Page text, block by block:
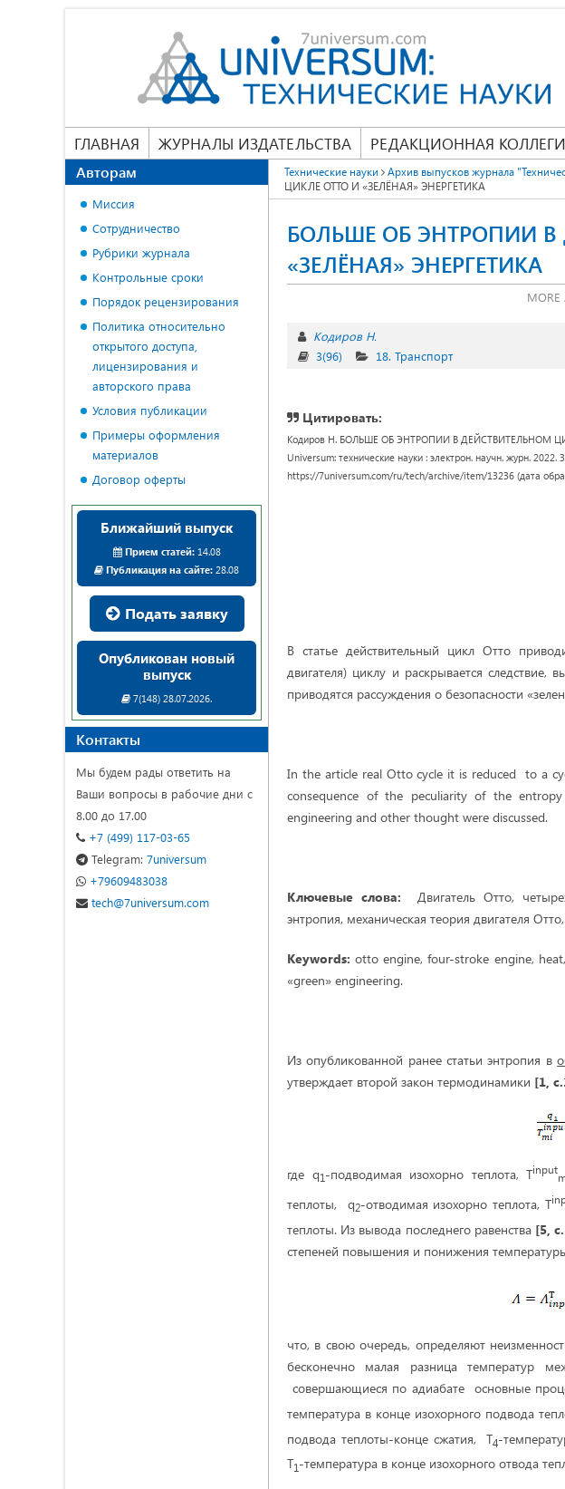
ГЛАВНАЯ ЖУРНАЛЫ ИЗДАТЕЛЬСТВА РЕДАКЦИОННАЯ
Технические науки Архив выпусков журнала
ЦИКЛЕ ОТТО И «ЗЕЛЁНАЯ» ЭНЕРГЕТИКА
БОЛЬШЕ ОБ ЭНТРОПИИ
«ЗЕЛЁНАЯ» ЭНЕРГЕТИКА
MORE
Кодиров Н.
3(96)
18. Транспорт
Цитировать:
Кодиров Н. БОЛЬШЕ ОБ ЭНТРОПИИ В ДЕЙСТВИТЕЛЬНОМ
Universum: технические науки : электрон. научн. журн. 2022.
https://7universum.com/ru/tech/archive/item/13236 (дата
В статье действительный цикл Отто
двигателя) циклу и раскрывается
приводятся рассуждения о безопасности
In the article real Otto cycle it is reduced to a
consequence of the peculiarity of the
engineering and other thought were discussed.
Ключевые слова:
Двигатель Отто,
энтропия, механическая теория двигателя
Keywords:otto engine, four-stroke engine,
«green» engineering.
Из опубликованной ранее статьи энтропия в
утверждает второй закон термодинамики [1,
где q1-подводимая изохорно теплота, Tinput
теплоты, q2-отводимая изохорно теплота, T
теплоты. Из вывода последнего равенства [5,
степеней повышения и понижения
что, в свою очередь, определяют
бесконечно малая разница температур
совершающиеся по адиабате основные
температура в конце изохорного подвода
подвода теплоты-конце сжатия, Т4-
Т1-температура в конце изохорного отвода
Авторам
Миссия
Сотрудничество
Рубрики журнала
Контрольные сроки
Порядок рецензирования
Политика относительно
открытого доступа,
лицензирования и
авторского права
Условия публикации
Примеры оформления
материалов
Договор оферты
Ближайший выпуск
Прием статей:14.08
Публикация на сайте: 28.08
Подать заявку
Опубликован новый
выпуск
7(148) 28.07.2026.
Контакты
Мы будем рады ответить на
Ваши вопросы в рабочие дни с
8.00 до 17.00
+7 (499) 117-03-65
Telegram: 7universum
+79609483038
tech@7universum.com